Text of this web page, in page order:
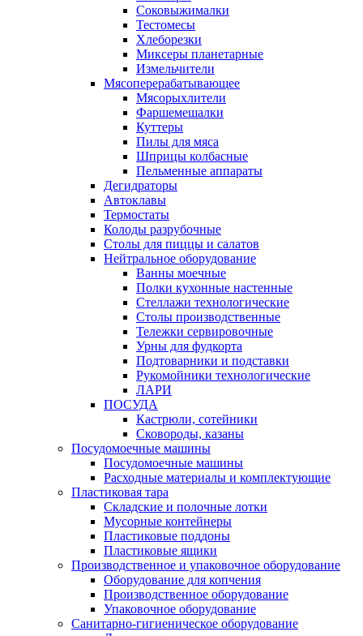
Соковыжималки
Тестомесы
Хлеборезки
Миксеры планетарные
Измельчители
Мясоперерабатывающее
Мясорыхлители
Фаршемешалки
Куттеры
Пилы для мяса
Шприцы колбасные
Пельменные аппараты
Дегидраторы
Автоклавы
Термостаты
Колоды разрубочные
Столы для пиццы и салатов
Нейтральное оборудование
Ванны моечные
Полки кухонные настенные
Стеллажи технологические
Столы производственные
Тележки сервировочные
Урны для фудкорта
Подтоварники и подставки
Рукомойники технологические
ЛАРИ
ПОСУДА
Кастрюли, сотейники
Сковороды, казаны
Посудомоечные машины
Посудомоечные машины
Расходные материалы и комплектующие
Пластиковая тара
Складские и полочные лотки
Мусорные контейнеры
Пластиковые поддоны
Пластиковые ящики
Производственное и упаковочное оборудование
Оборудование для копчения
Производственное оборудование
Упаковочное оборудование
Санитарно-гигиеническое оборудование